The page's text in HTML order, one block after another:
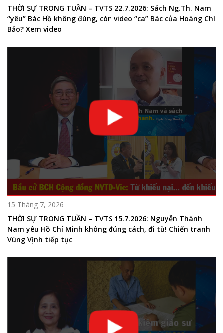
THỜI SỰ TRONG TUẦN – TVTS 22.7.2026: Sách Ng.Th. Nam
“yêu” Bác Hồ không đúng, còn video “ca” Bác của Hoàng Chí
Bảo? Xem video
15 Tháng 7, 2026
THỜI SỰ TRONG TUẦN – TVTS 15.7.2026: Nguyễn Thành
Nam yêu Hồ Chí Minh không đúng cách, đi tù! Chiến tranh
Vùng Vịnh tiếp tục